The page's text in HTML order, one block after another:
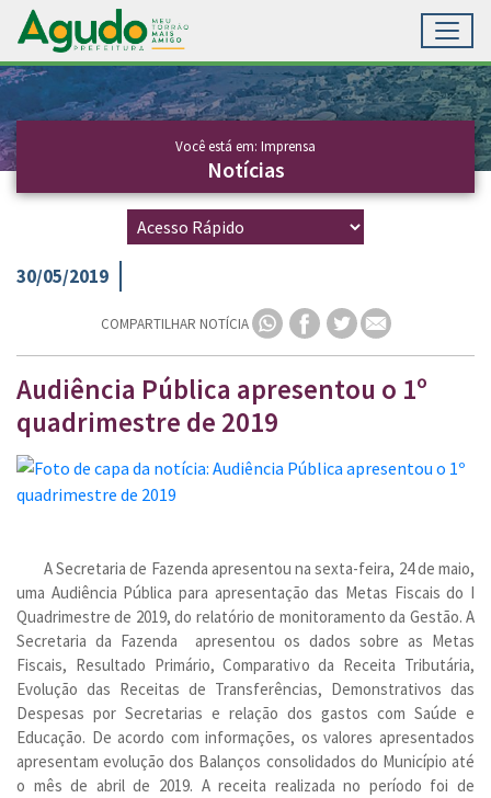
Ir para conteúdo principal
Conteúdo Principal
Você está em: Imprensa
Notícias
30/05/2019
COMPARTILHAR NOTÍCIA
Audiência Pública apresentou o 1º
quadrimestre de 2019
A Secretaria de Fazenda apresentou na sexta-feira, 24 de maio,
uma Audiência Pública para apresentação das Metas Fiscais do I
Quadrimestre de 2019, do relatório de monitoramento da Gestão. A
Secretaria da Fazenda apresentou os dados sobre as Metas
Fiscais, Resultado Primário, Comparativo da Receita Tributária,
Evolução das Receitas de Transferências, Demonstrativos das
Despesas por Secretarias e relação dos gastos com Saúde e
Educação. De acordo com informações, os valores apresentados
apresentam evolução dos Balanços consolidados do Município até
o mês de abril de 2019. A receita realizada no período foi de